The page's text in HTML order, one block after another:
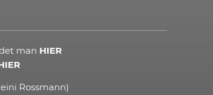
man HIER
Rossmann)